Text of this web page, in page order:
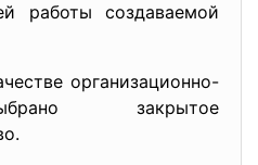
работы создаваемой
организационно-
закрытое